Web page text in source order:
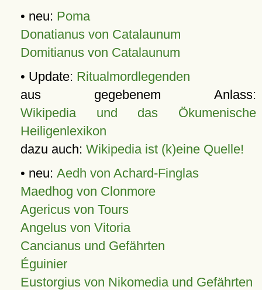
• neu: Poma
Donatianus von Catalaunum
Domitianus von Catalaunum
• Update: Ritualmordlegenden
aus gegebenem Anlass:
Wikipedia und das Ökumenische
Heiligenlexikon
dazu auch: Wikipedia ist (k)eine Quelle!
• neu: Aedh von Achard-Finglas
Maedhog von Clonmore
Agericus von Tours
Angelus von Vitoria
Cancianus und Gefährten
Éguinier
Eustorgius von Nikomedia und Gefährten